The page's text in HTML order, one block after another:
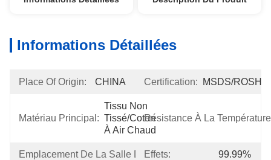
Informations Détaillées
Place Of Origin: CHINA Certification: MSDS/ROSH
Matériau Principal:
Tissu Non
Tissé/coton
À Air Chaud
Résistance À La
Emplacement De La Salle D'exposition: Aucune
Effets: 99.99%